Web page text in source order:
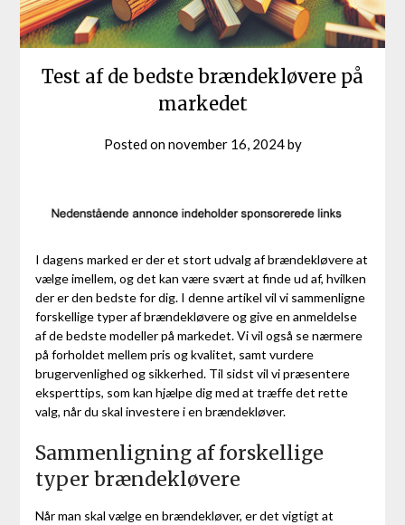
Test af de bedste brændekløvere på
markedet
Posted onnovember 16, 2024by
I dagens marked er der et stort udvalg af brændekløvere at
vælge imellem, og det kan være svært at finde ud af, hvilken
der er den bedste for dig. I denne artikel vil vi sammenligne
forskellige typer af brændekløvere og give en anmeldelse
af de bedste modeller på markedet. Vi vil også se nærmere
på forholdet mellem pris og kvalitet, samt vurdere
brugervenlighed og sikkerhed. Til sidst vil vi præsentere
eksperttips, som kan hjælpe dig med at træffe det rette
valg, når du skal investere i en brændekløver.
Sammenligning af forskellige
typer brændekløvere
Når man skal vælge en brændekløver, er det vigtigt at